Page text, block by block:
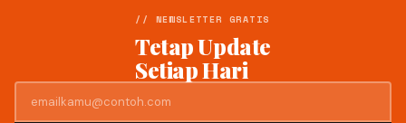
// NEWSLETTER GRATIS
Tetap Update
Setiap Hari